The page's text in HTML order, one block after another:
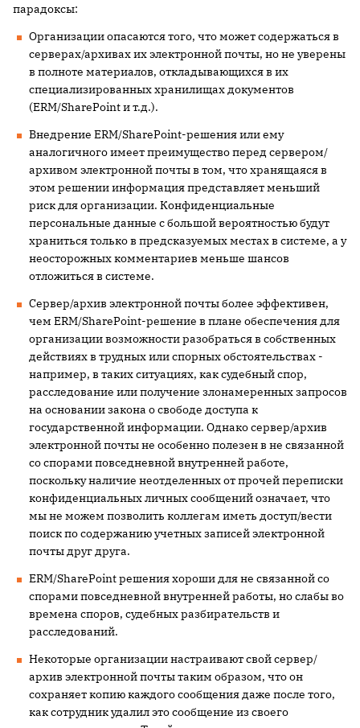
парадоксы:
Организации опасаются того, что может содержаться в
серверах/архивах их электронной почты, но не уверены
в полноте материалов, откладывающихся в их
специализированных хранилищах документов
(ERM/SharePoint и т.д.).
Внедрение ERM/SharePoint-решения или ему
аналогичного имеет преимущество перед сервером/
архивом электронной почты в том, что хранящаяся в
этом решении информация представляет меньший
риск для организации. Конфиденциальные
персональные данные с большой вероятностью будут
храниться только в предсказуемых местах в системе, а у
неосторожных комментариев меньше шансов
отложиться в системе.
Сервер/архив электронной почты более эффективен,
чем ERM/SharePoint-решение в плане обеспечения для
организации возможности разобраться в собственных
действиях в трудных или спорных обстоятельствах -
например, в таких ситуациях, как судебный спор,
расследование или получение злонамеренных запросов
на основании закона о свободе доступа к
государственной информации. Однако сервер/архив
электронной почты не особенно полезен в не связанной
со спорами повседневной внутренней работе,
поскольку наличие неотделенных от прочей переписки
конфиденциальных личных сообщений означает, что
мы не можем позволить коллегам иметь доступ/вести
поиск по содержанию учетных записей электронной
почты друг друга.
ERM/SharePoint решения хороши для не связанной со
спорами повседневной внутренней работы, но слабы во
времена споров, судебных разбирательств и
расследований.
Некоторые организации настраивают свой сервер/
архив электронной почты таким образом, что он
сохраняет копию каждого сообщения даже после того,
как сотрудник удалил это сообщение из своего